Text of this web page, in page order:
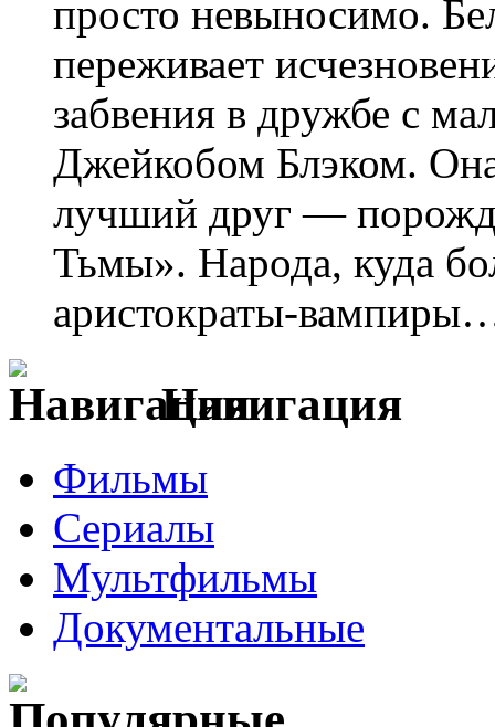
просто невыносимо.
переживает
забвения в дружбе с
Джейкобом Блэком. Она
лучший друг —
Тьмы». Народа, куда
аристократы-
Навигация
Фильмы
Сериалы
Мультфильмы
Документальные